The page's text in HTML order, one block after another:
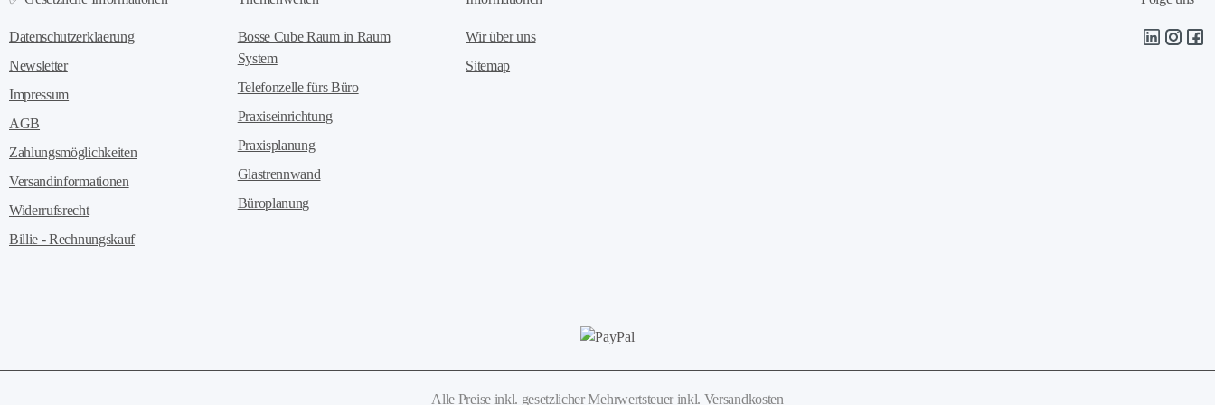
Datenschutzerklaerung
Newsletter
Impressum
AGB
Zahlungsmöglichkeiten
Versandinformationen
Widerrufsrecht
Billie - Rechnungskauf
Bosse Cube Raum in Raum
System
Telefonzelle fürs Büro
Praxiseinrichtung
Praxisplanung
Glastrennwand
Büroplanung
Wir über uns
Sitemap
Alle Preise inkl. gesetzlicher Mehrwertsteuer inkl. Versandkosten